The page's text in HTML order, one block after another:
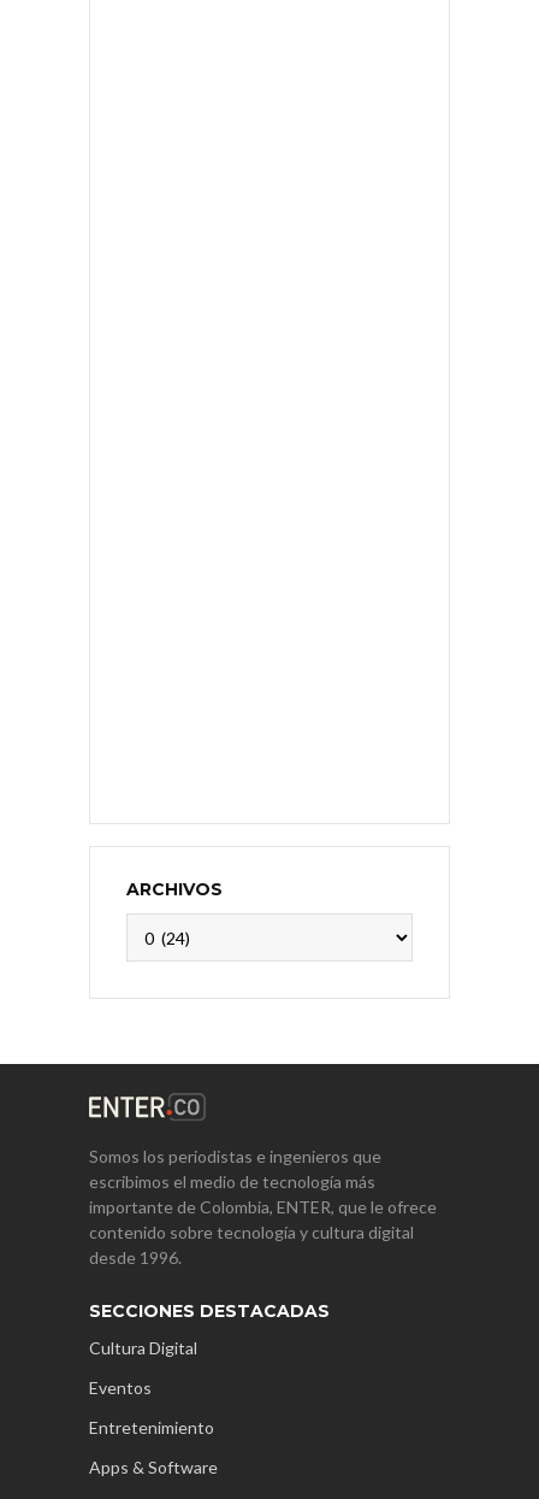
ARCHIVOS
Somos los periodistas e ingenieros que
escribimos el medio de tecnología más
importante de Colombia, ENTER, que le ofrece
contenido sobre tecnología y cultura digital
desde 1996.
SECCIONES DESTACADAS
Cultura Digital
Eventos
Entretenimiento
Apps & Software